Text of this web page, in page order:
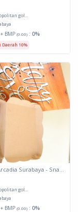
gol...
+ BMP (0.00) : 0%
Daerah 10%
gol...
+ BMP (0.00) : 0%